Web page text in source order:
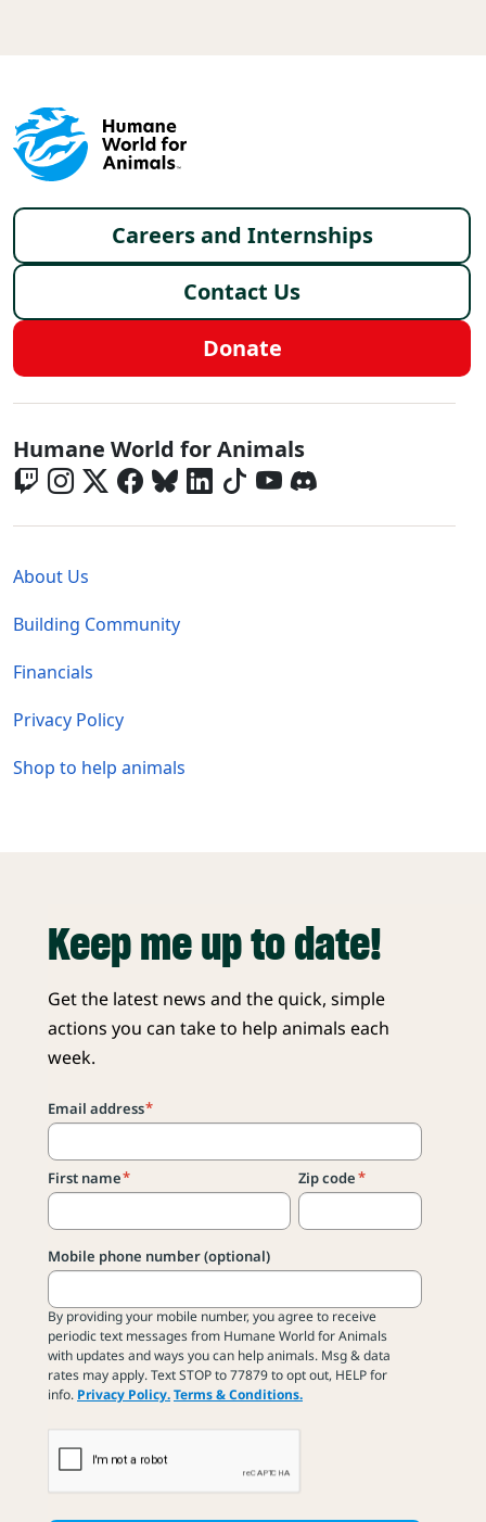
Footer menu
Careers and Internships
Contact Us
Donate
Global - Social Menu
Humane World for Animals
About Us
Building Community
Financials
Privacy Policy
Shop to help animals